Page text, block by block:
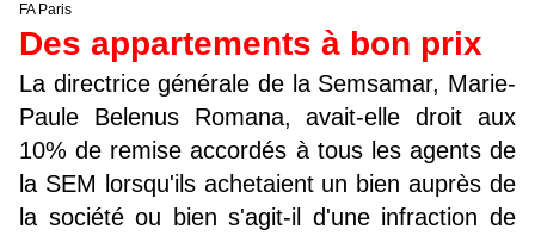
FA Paris
Des appartements à bon prix
La directrice générale de la Semsamar, Marie-
Paule Belenus Romana, avait-elle droit aux
10% de remise accordés à tous les agents de
la SEM lorsqu'ils achetaient un bien auprès de
la société ou bien s'agit-il d'une infraction de